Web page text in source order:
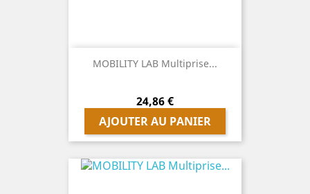
MOBILITY LAB Multiprise...
Prix
24,86 €
AJOUTER AU PANIER